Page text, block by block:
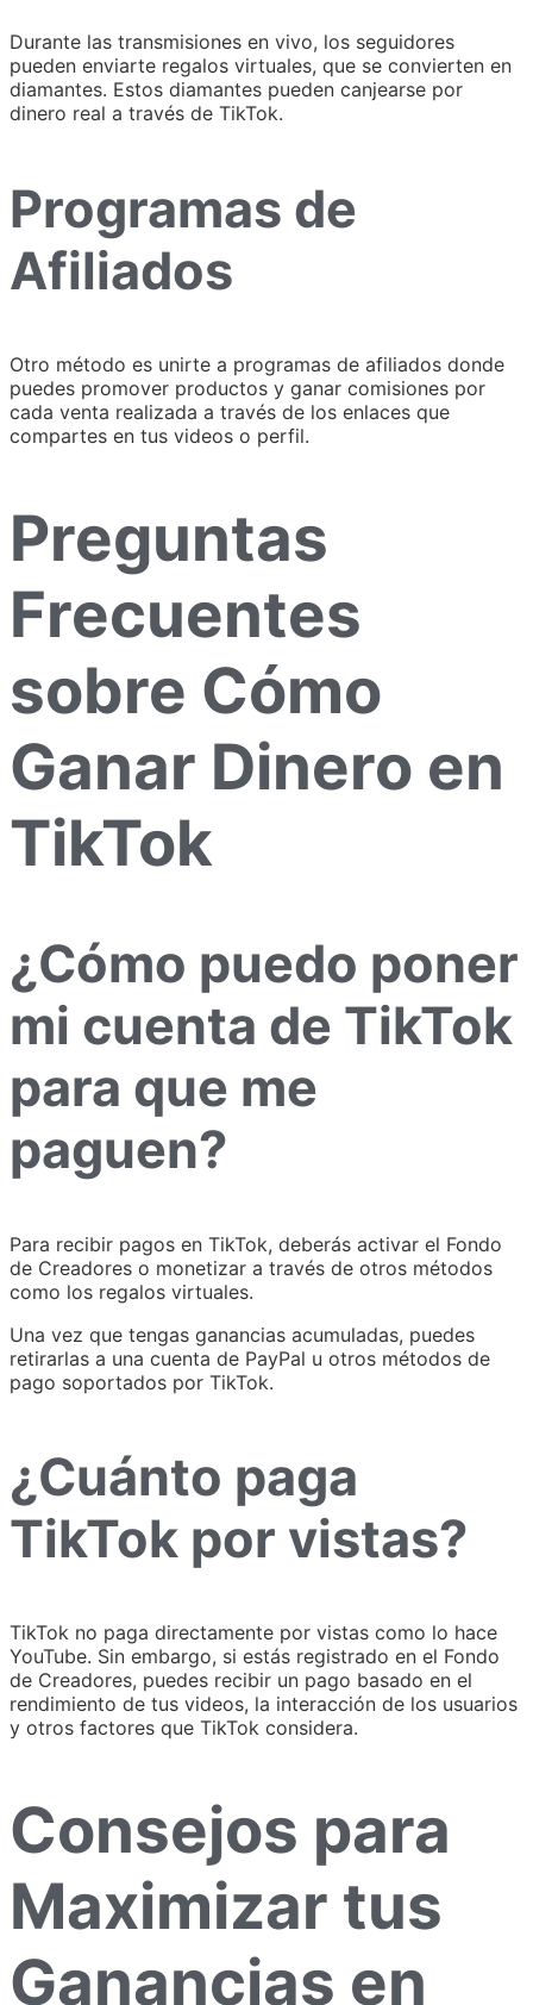
Durante las transmisiones en vivo, los seguidores
pueden enviarte regalos virtuales, que se convierten en
diamantes. Estos diamantes pueden canjearse por
dinero real a través de TikTok.
Programas de
Afiliados
Otro método es unirte a programas de afiliados donde
puedes promover productos y ganar comisiones por
cada venta realizada a través de los enlaces que
compartes en tus videos o perfil.
Preguntas
Frecuentes
sobre Cómo
Ganar Dinero en
TikTok
¿Cómo puedo poner
mi cuenta de TikTok
para que me
paguen?
Para recibir pagos en TikTok, deberás activar el Fondo
de Creadores o monetizar a través de otros métodos
como los regalos virtuales.
Una vez que tengas ganancias acumuladas, puedes
retirarlas a una cuenta de PayPal u otros métodos de
pago soportados por TikTok.
¿Cuánto paga
TikTok por vistas?
TikTok no paga directamente por vistas como lo hace
YouTube. Sin embargo, si estás registrado en el Fondo
de Creadores, puedes recibir un pago basado en el
rendimiento de tus videos, la interacción de los usuarios
y otros factores que TikTok considera.
Consejos para
Maximizar tus
Ganancias en